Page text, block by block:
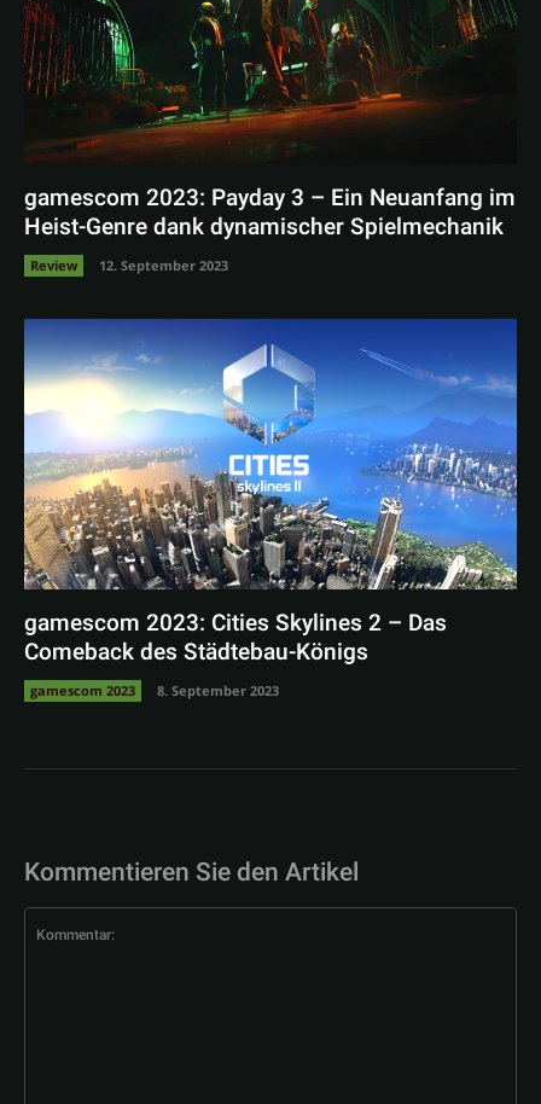
gamescom 2023: Payday 3 – Ein Neuanfang im
Heist-Genre dank dynamischer Spielmechanik
Review 12. September 2023
gamescom 2023: Cities Skylines 2 – Das
Comeback des Städtebau-Königs
gamescom 2023 8. September 2023
Kommentieren Sie den Artikel